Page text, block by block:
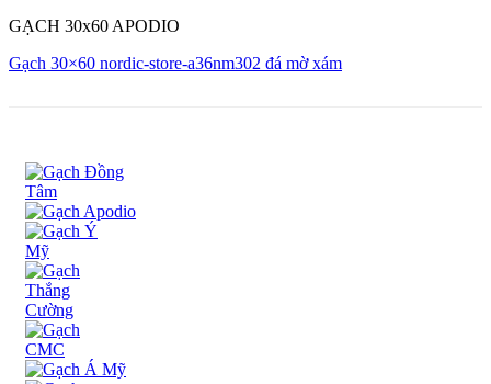
GẠCH 30x60 APODIO
Gạch 30×60 nordic-store-a36nm302 đá mờ xám